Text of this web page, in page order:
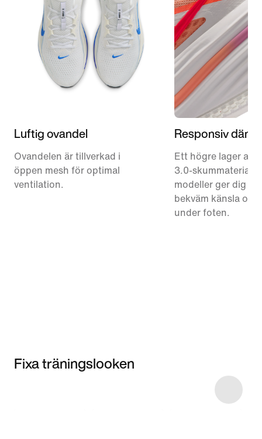
Luftig ovandel
Ovandelen är tillverkad i
öppen mesh för optimal
ventilation.
Responsiv
Ett högre lager av
3.0-skummaterial
modeller ger dig en
bekväm känsla
under foten.
Fixa träningslooken